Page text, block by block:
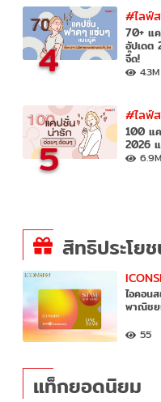
4
#ไลฟ์
70+ แ
อัปเดต
จี๊ด!
4.3M
5
#ไลฟ์
100 แ
2026
6.9M
สิทธิประโย
ไอคอน
พาณิชย
55
แท็กยอดนิยม